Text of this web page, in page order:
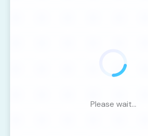
Please wait...